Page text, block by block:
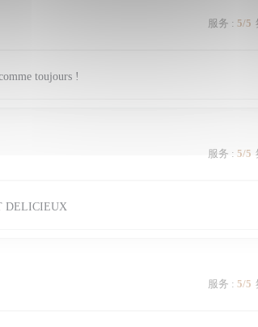
服务 : 5/5
toujours !
服务 : 5/5
DELICIEUX
服务 : 5/5